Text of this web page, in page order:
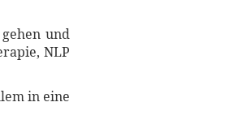
und
NLP
in eine